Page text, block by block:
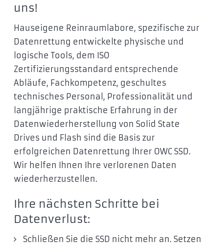
uns!
Hauseigene Reinraumlabore, spezifische zur
Datenrettung entwickelte physische und
logische Tools, dem ISO
Zertifizierungsstandard entsprechende
Abläufe, Fachkompetenz, geschultes
technisches Personal, Professionalität und
langjährige praktische Erfahrung in der
Datenwiederherstellung von Solid State
Drives und Flash sind die Basis zur
erfolgreichen Datenrettung Ihrer OWC SSD.
Wir helfen Ihnen Ihre verlorenen Daten
wiederherzustellen.
Ihre nächsten Schritte bei
Datenverlust:
Schließen Sie die SSD nicht mehr an. Setzen